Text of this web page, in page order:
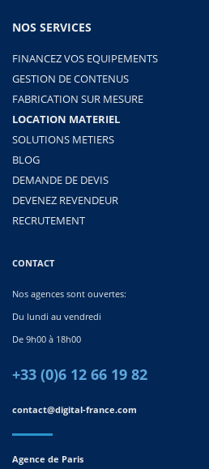
NOS SERVICES
FINANCEZ VOS EQUIPEMENTS
GESTION DE CONTENUS
FABRICATION SUR MESURE
LOCATION MATERIEL
SOLUTIONS METIERS
BLOG
DEMANDE DE DEVIS
DEVENEZ REVENDEUR
RECRUTEMENT
CONTACT
Nos agences sont ouvertes:
Du lundi au vendredi
De 9h00 à 18h00
+33 (0)6 12 66 19 82
contact@digital-france.com
Agence de Paris